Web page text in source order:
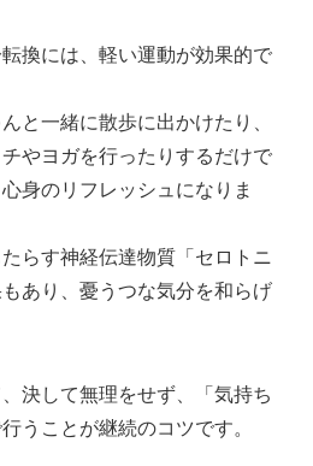
換には、軽い運動が効果的で
と一緒に散歩に出かけたり、
やヨガを行ったりするだけで
身のリフレッシュになりま
らす神経伝達物質「セロトニ
あり、憂うつな気分を和らげ
決して無理をせず、「気持ち
うことが継続のコツです。